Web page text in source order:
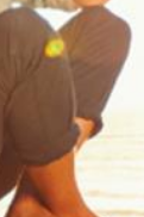
Identidad
Valores que
Segmentos que
Cobertura